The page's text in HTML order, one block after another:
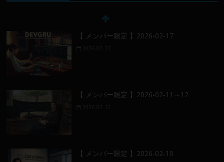
【 メンバー限定 】2026-02-17
【 メンバー限定 】2026-02-11～12
【 メンバー限定 】2026-02-10